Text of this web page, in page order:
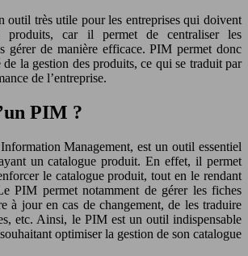
outil très utile pour les entreprises qui doivent
produits, car il permet de centraliser les
gérer de manière efficace. PIM permet donc
de la gestion des produits, ce qui se traduit par
de l’entreprise.
PIM ?
Management, est un outil essentiel
un catalogue produit. En effet, il permet
le catalogue produit, tout en le rendant
PIM permet notamment de gérer les fiches
à jour en cas de changement, de les traduire
etc. Ainsi, le PIM est un outil indispensable
optimiser la gestion de son catalogue